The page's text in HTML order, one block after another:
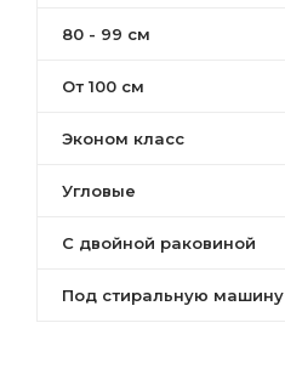
Лондри
Ронда PRO
Ривьера
Нортон
80 - 99 см
От 100 см
Эконом класс
Угловые
С двойной раковиной
Под стиральную машину